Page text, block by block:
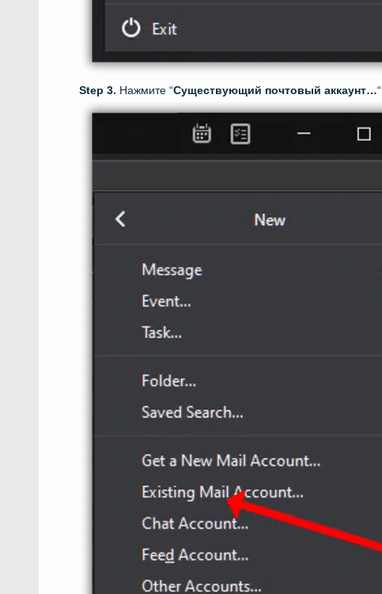
Нажмите “Существующий почтовый аккаунт…“.